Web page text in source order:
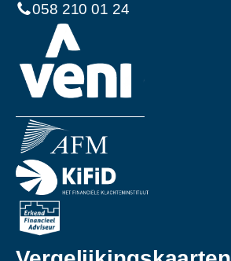
058 210 01 24